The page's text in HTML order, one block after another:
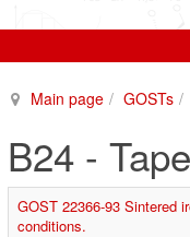
Main page GOSTs
B24 -
GOST 22366-93 Sintered
conditions.